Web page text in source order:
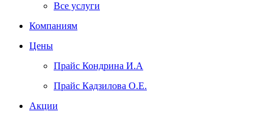
Все услуги
Компаниям
Цены
Прайс Кондрина И.А
Прайс Кадзилова О.Е.
Акции